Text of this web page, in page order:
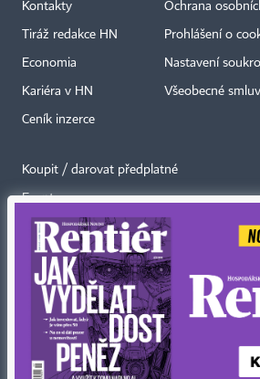
Kontakty
Tiráž redakce HN
Economia
Kariéra v HN
Ceník inzerce
Ochrana
Prohlášení o
Nastavení
Všeobecné
Koupit / darovat předplatné
Eventy
Newslettery
RSS kanály
Autorská práva vykonává vydavatel. Bez
zakázáno jakékoli užití částí nebo celku díla,
jakýmkoli způsobem, mechanickým nebo
jiném jazyce. Bez souhlasu vydavatele je